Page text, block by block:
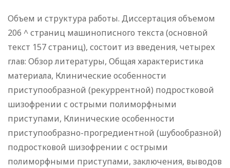
Объем и структура работы. Диссертация объе­мом
206 ^ страниц машинописного текста (основной
текст 157 страниц), состоит из введения, четырех
глав: Обзор литера­туры, Общая характеристика
материала, Клинические особен­ности
приступообразной (рекуррентной) подростковой
шизо­френии с острыми полиморфными
приступами, Клинические особенности
приступообразно-прогредиентной (шубообразной)
подростковой шизофрении с острыми
полиморфными приступа­ми, заключения, выводов